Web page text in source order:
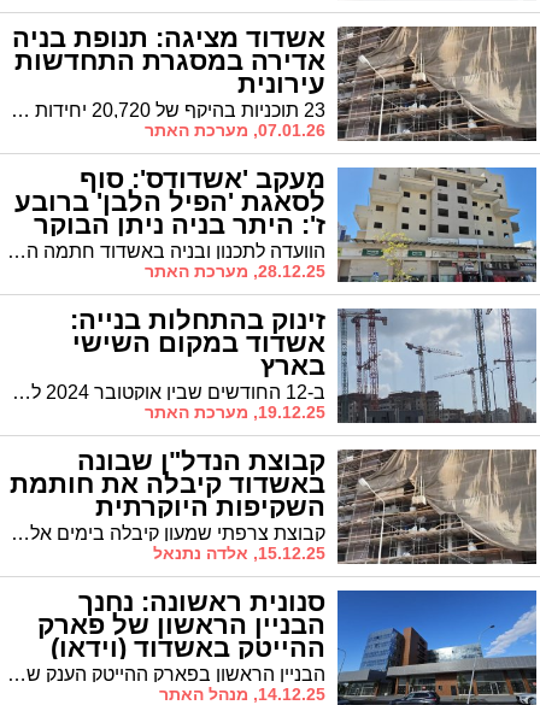
אשדוד מציגה: תנופת בניה
אדירה במסגרת התחדשות
עירונית
23 תוכניות בהיקף של 20,720 יחידות דיור, כשתשע מהן כבר אושרו וארבעה פרויקטים בביצוע בפועל. הנתונים הוצגו בכנס התחדשות עירונית שנערך השבוע בעיר בהשתתפות ראש העיר ד"ר יחיאל לסרי והנהלת העירייה
07.01.26, מערכת האתר
מעקב 'אשדודס': סוף
לסאגת 'הפיל הלבן' ברובע
ז': היתר בניה ניתן הבוקר
הוועדה לתכנון ובניה באשדוד חתמה הבוקר על היתר בנייה לפרויקט התקוע במשך עשור ברחוב רבי יהודה הנשיא ברובע ז' באשדוד. פריצת הדרך נרשמה בעקבות סיכום בין כונס הנכסים למ"מ ראה"ע גבי כנפו וסגר"ע יחיאל וינגרטן
28.12.25, מערכת האתר
זינוק בהתחלות בנייה:
אשדוד במקום השישי
בארץ
ב-12 החודשים שבין אוקטובר 2024 לספטמבר 2025 נרשמה קפיצה במספר הדירות החדשות שהחלה בנייתן בישראל, כאשר אשדוד מדורגת במקום השישי בארץ עם 2,630 דירות שהחלה בנייתן
19.12.25, מערכת האתר
קבוצת הנדל"ן שבונה
באשדוד קיבלה את חותמת
השקיפות היוקרתית
קבוצת צרפתי שמעון קיבלה בימים אלה את חותמת השקיפות היוקרתית של גט סטטוס – פלטפורמת רשת נדל״נית מובילה לניהול פרויקטי התחדשות עירונית. הפלטפורמה מחברת בין בעלי הדירות לבין כלל הגורמים המקצועיים המעורבים בפרויקט ומאפשרת מעקב שקוף ובזמן אמת אחר שלבי התכנון והביצוע
15.12.25, אלדה נתנאל
סנונית ראשונה: נחנך
הבניין הראשון של פארק
ההייטק באשדוד (וידאו)
הבניין הראשון בפארק ההייטק הענק שברובע המטרופול המתהווה באשדוד נחנך היום בטקס מרהיב. ראש העיר יחיאל לסרי והרב מאיר אבוחצירה קבעו את המזוזה
14.12.25, מנהל האתר